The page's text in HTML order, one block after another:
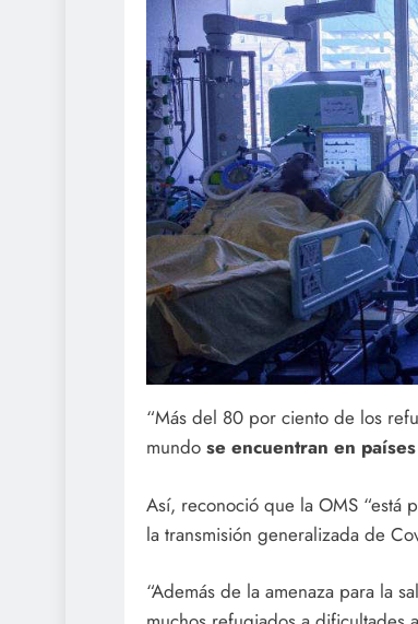
“Más del 80 por ciento de los
mundo se encuentran en
Así, reconoció que la OMS “está
la transmisión generalizada de
“Además de la amenaza para la